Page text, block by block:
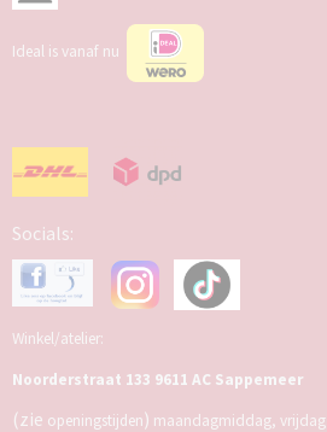
Ideal is vanaf nu
Socials:
Winkel/atelier:
Noorderstraat 133 9611 AC Sappemeer
(zie openingstijden) maandagmiddag, vrijdag